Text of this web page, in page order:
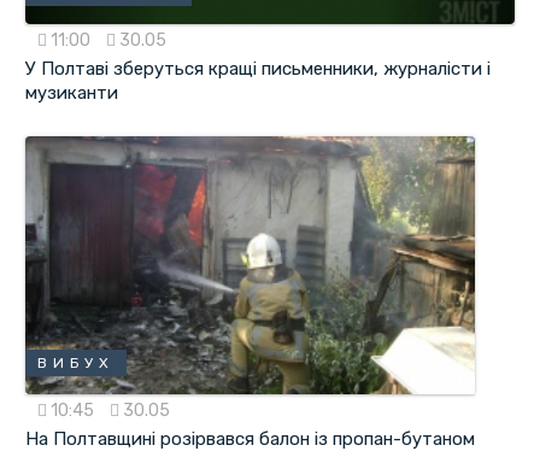
11:00 30.05
У Полтаві зберуться кращі письменники, журналісти і
музиканти
ВИБУХ
10:45 30.05
На Полтавщині розірвався балон із пропан-бутаном